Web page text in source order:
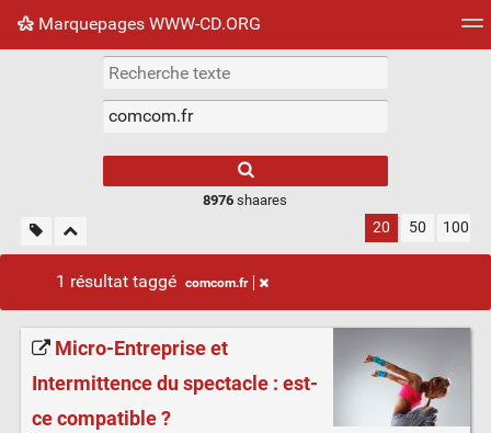
Marquepages WWW-CD.ORG
Nuage de tags Mur d'images
8976 shaares
20 50 100
1 résultat taggé comcom.fr
Micro-Entreprise et
Intermittence du spectacle : est-
ce compatible ?